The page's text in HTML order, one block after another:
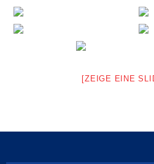
[ZEIGE EINE